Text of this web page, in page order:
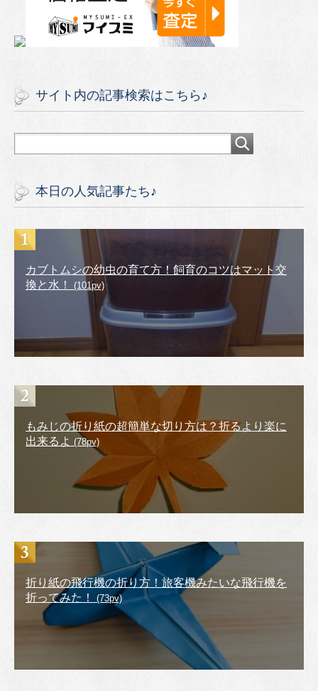
サイト内の記事検索はこちら♪
本日の人気記事たち♪
カブトムシの幼虫の育て方！飼育のコツはマット交
換と水！
(101pv)
もみじの折り紙の超簡単な切り方は？折るより楽に
出来るよ (78pv)
折り紙の飛行機の折り方！旅客機みたいな飛行機を
折ってみた！
(73pv)